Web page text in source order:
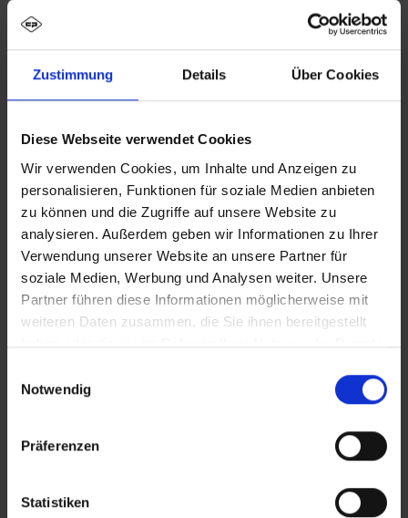
Zustimmung Details Über Cookies
Diese Webseite verwendet Cookies
Wir verwenden Cookies, um Inhalte und Anzeigen zu
personalisieren, Funktionen für soziale Medien anbieten
zu können und die Zugriffe auf unsere Website zu
analysieren. Außerdem geben wir Informationen zu Ihrer
Verwendung unserer Website an unsere Partner für
soziale Medien, Werbung und Analysen weiter. Unsere
Partner führen diese Informationen möglicherweise mit
weiteren Daten zusammen, die Sie ihnen bereitgestellt
haben oder die sie im Rahmen Ihrer Nutzung der Dienste
Notwendig
Präferenzen
Statistiken